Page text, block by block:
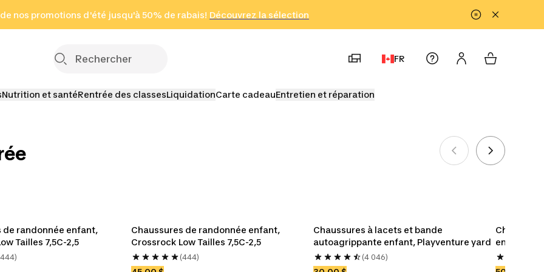
nos promotions d'été jusqu'à 50% de rabais! Découvrez la sélection
Cliquez ici
en seulement 2 h!
(Zones sélectionnées)
FR
Nutrition et santéRentrée des classesLiquidationCarte cadeauEntretien et réparation
Souliers Accessoires
Uniformes de judo Uniformes de karaté
de randonnée enfant,
Tailles 7,5C-2,5
Chaussures de randonnée enfant,
Crossrock Low Tailles 7,5C-2,5
(444)
Chaussures à lacets et bande
autoagrippante enfant, Playventure yard
(4 046)
enfant,